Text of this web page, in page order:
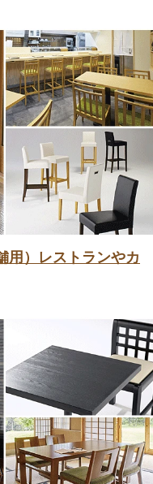
用）レストランやカ